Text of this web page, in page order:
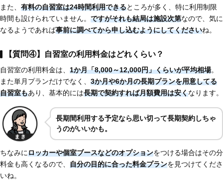
また、 有料の自習室は24時間利用できるところが多く、特に利用制限
時間も設けられていません。 ですがそれも結局は施設次第なので、気に
なるようであれば事前に調べてから申し込むようにしてくださいね。
【質問④】自習室の利用料金はどれくらい？
自習室の利用料金は、 1か月「8,000～12,000円」くらいが平均相場。
また単月プランだけでなく、 3か月や6か月の長期プランを用意してる
自習室もあり、基本的には長期で契約すれば月額費用は安くなります。
長期間利用する予定なら思い切って長期契約しちゃ
うのがいいかも。
ちなみにロッカーや個室ブースなどのオプションをつける場合はその分
料金も高くなるので、 自分の目的に合った料金プランを見つけてくださ
いね。